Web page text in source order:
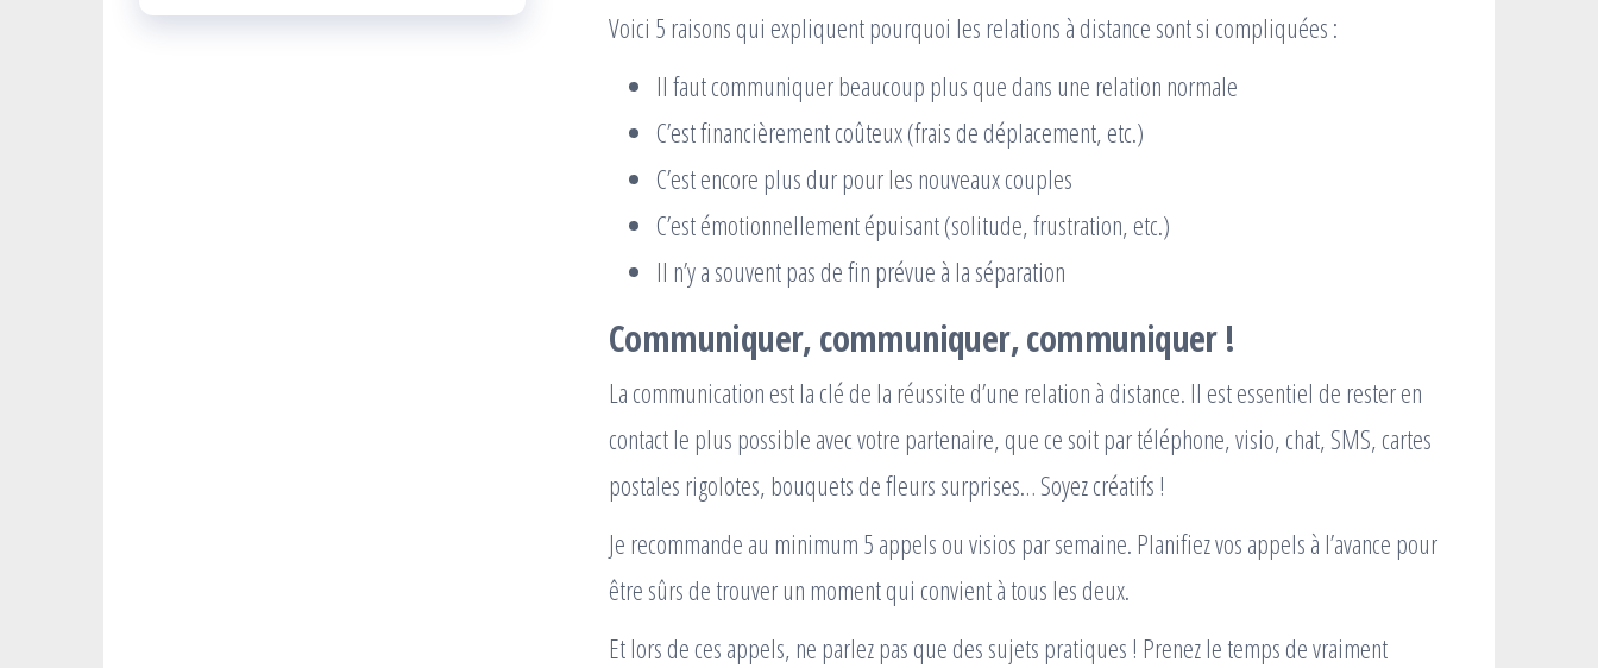
Voici 5 raisons qui expliquent pourquoi les relations à distance sont si compliquées :
Il faut communiquer beaucoup plus que dans une relation normale
C’est financièrement coûteux (frais de déplacement, etc.)
C’est encore plus dur pour les nouveaux couples
C’est émotionnellement épuisant (solitude, frustration, etc.)
Il n’y a souvent pas de fin prévue à la séparation
Communiquer, communiquer, communiquer !
La communication est la clé de la réussite d’une relation à distance. Il est essentiel de rester en
contact le plus possible avec votre partenaire, que ce soit par téléphone, visio, chat, SMS, cartes
postales rigolotes, bouquets de fleurs surprises… Soyez créatifs !
Je recommande au minimum 5 appels ou visios par semaine. Planifiez vos appels à l’avance pour
être sûrs de trouver un moment qui convient à tous les deux.
Et lors de ces appels, ne parlez pas que des sujets pratiques ! Prenez le temps de vraiment